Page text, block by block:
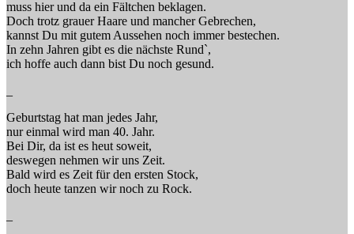
muss hier und da ein Fältchen beklagen.
Doch trotz grauer Haare und mancher Gebrechen,
kannst Du mit gutem Aussehen noch immer bestechen.
In zehn Jahren gibt es die nächste Rund`,
ich hoffe auch dann bist Du noch gesund.
Geburtstag hat man jedes Jahr,
nur einmal wird man 40. Jahr.
Bei Dir, da ist es heut soweit,
deswegen nehmen wir uns Zeit.
Bald wird es Zeit für den ersten Stock,
doch heute tanzen wir noch zu Rock.